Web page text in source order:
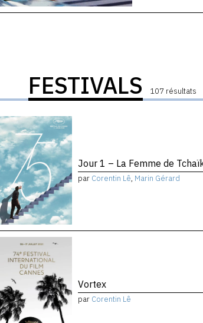
FESTIVALS 107 résultats
Jour 1 – La Femme de
par Corentin Lê, Marin Gérard
Vortex
par Corentin Lê